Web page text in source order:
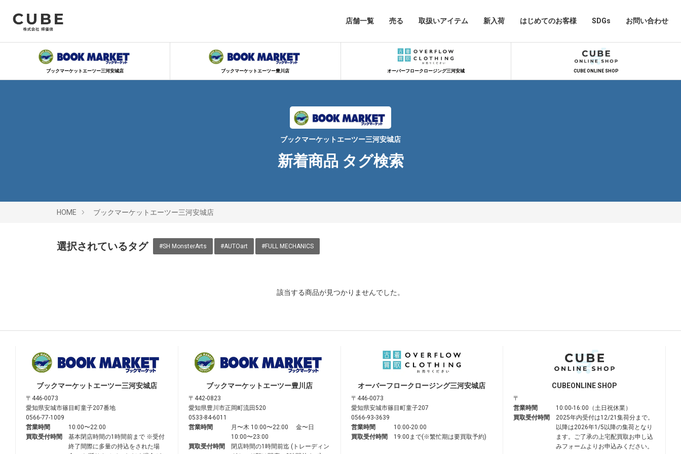
店舗一覧 売る 取扱いアイテム 新入荷 はじめてのお客様 SDGs お問い合わせ
ブックマーケットエーツー三河安城店 ブックマーケットエーツー豊川店 オーバーフロークロージング三河安城 CUBE ONLINE SHOP
ブックマーケットエーツー三河安城店
新着商品 タグ検索
HOME ブックマーケットエーツー三河安城店
選択されているタグ #SH MonsterArts #AUTOart #FULL MECHANICS
該当する商品が見つかりませんでした。
ブックマーケットエーツー三河安城店
〒446-0073
愛知県安城市篠目町童子207番地
0566-77-1009
営業時間
10:00〜22:00
買取受付時間
基本閉店時間の1時間前まで ※受付
終了間際に多量の持込をされた場
ブックマーケットエーツー豊川店
〒442-0823
愛知県豊川市正岡町流田520
0533-84-6011
営業時間
月〜木 10:00〜22:00 金〜日
10:00〜23:00
買取受付時間
閉店時間の1時間前迄 (トレーディン
オーバーフロークロージング三河安城店
〒446-0073
愛知県安城市篠目町童子207
0566-93-3639
営業時間
10:00-20:00
買取受付時間
19:00まで(※繁忙期は要買取予約)
CUBEONLINE SHOP
〒
営業時間
10:00-16:00（土日祝休業）
買取受付時間
2025年内受付は12/21集荷分まで。
以降は2026年1/5以降の集荷となり
ます。ご了承の上宅配買取お申し込
みフォームよりお申込みください。